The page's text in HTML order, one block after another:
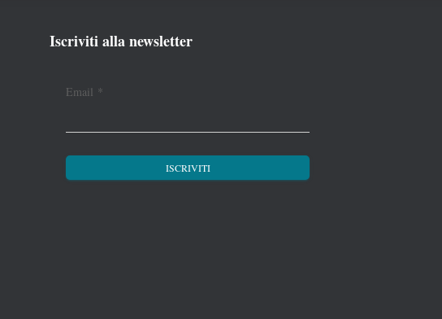
Iscriviti alla newsletter
Email *